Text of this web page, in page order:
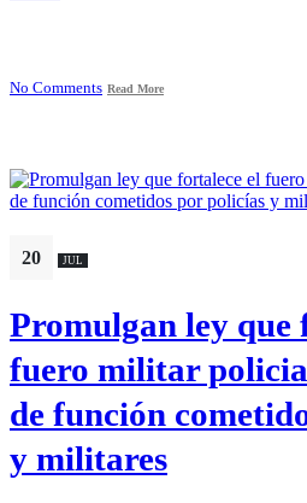
No Comments Read More
20 JUL
Promulgan ley que
fuero militar
de función
y militares